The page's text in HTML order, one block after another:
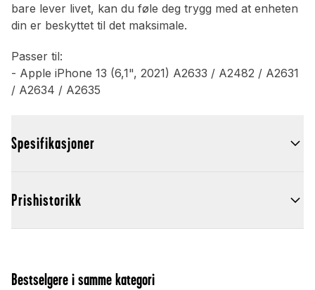
bare lever livet, kan du føle deg trygg med at enheten
din er beskyttet til det maksimale.
Passer til:
- Apple iPhone 13 (6,1", 2021) A2633 / A2482 / A2631
/ A2634 / A2635
Spesifikasjoner
Prishistorikk
Bestselgere i samme kategori